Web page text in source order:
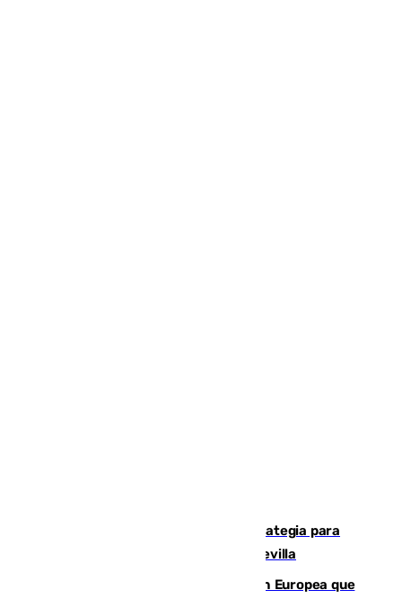
El Ayuntamiento desarrolla una estrategia para
recuperar la identidad patrimonial de Sevilla
España e Italia garantizan a la Unión Europea que